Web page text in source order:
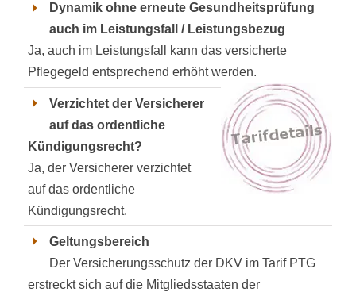
Dynamik ohne erneute Gesundheitsprüfung
auch im Leistungsfall / Leistungsbezug
Ja, auch im Leistungsfall kann das versicherte
Pflegegeld entsprechend erhöht werden.
Verzichtet der Versicherer
auf das ordentliche
Kündigungsrecht?
Ja, der Versicherer verzichtet
auf das ordentliche
Kündigungsrecht.
Geltungsbereich
Der Versicherungsschutz der DKV im Tarif PTG
erstreckt sich auf die Mitgliedsstaaten der